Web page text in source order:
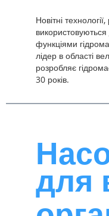
Новітні
функціями
лідер в області
розробляє
30 років.
для